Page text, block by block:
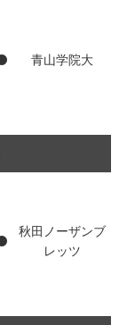
青山学院大
秋田ノーザンブ
レッツ